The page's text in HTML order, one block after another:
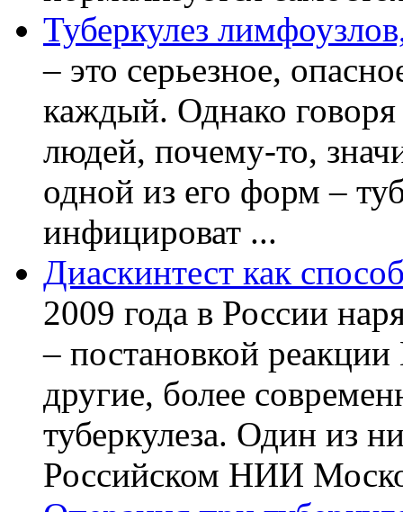
Туберкулез
– это серьезное,
каждый. Однако говоря
людей, почему-то,
одной из его форм –
инфицироват ...
Диаскинтест как
2009 года в России
– постановкой
другие, более
туберкулеза. Один из
Российском НИИ